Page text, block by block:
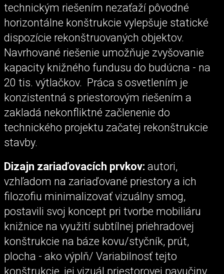
technickým riešením nezaťaží pôvodné
horizontálne konštrukcie vylepšuje statické
dispozície rekonštruovaných objektov.
Navrhované riešenie umožňuje zvyšovanie
kapacity knižného fundusu do budúcna - na
20 tis. výtlačkov. Práca s osvetlením je
konzistentná s priestorovým riešením a
zakladá nekonfliktné začlenenie do
technického projektu začatej rekonštrukcie
stavby.
Dizajn zariaďovacích prvkov: autori,
vzhľadom na zariaďované priestory a ich
filozofiu minimalizovať vizuálny smog,
postavili svoj koncept pri tvorbe mobiliáru
knižnice na využití subtílnej priehradovej
konštrukcie na báze kovu/styčník, prút,
plocha - ako výplň/ Variabilnosť tejto
konštrukcie, jej vizuál priestorovej pavučiny,